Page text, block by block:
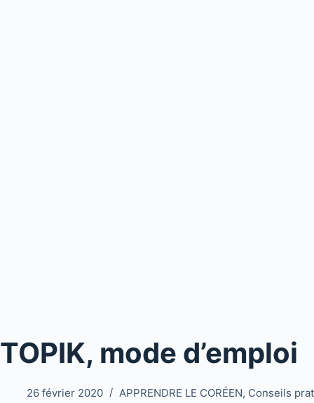
TOPIK, mode d’emploi
26 février 2020 APPRENDRE LE CORÉEN, Conseils